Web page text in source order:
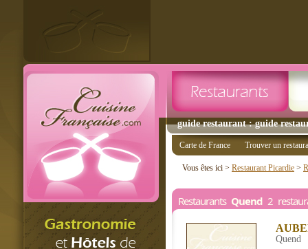
guide restaurant : guide
Carte de France Trouver un
Vous êtes ici > Restaurant Picardie >
Restaurants Quend 2
Quend